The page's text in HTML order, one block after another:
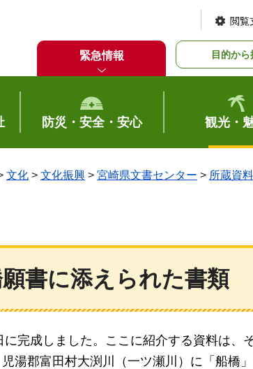
閲覧
緊急情報 目的から
防災・安全・安心 観光・
文化 > 文化振興 > 宮崎県文書センター > 所蔵資料
書に添えられた書類
完成しました。ここに紹介する資料は、
湯郡富田村大渕川（一ツ瀬川）に「船橋